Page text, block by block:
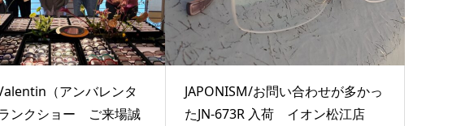
（アンバレンタ
ンクショー ご来場誠
JAPONISM/お問い合わせが多かっ
たJN-673R 入荷 イオン松江店